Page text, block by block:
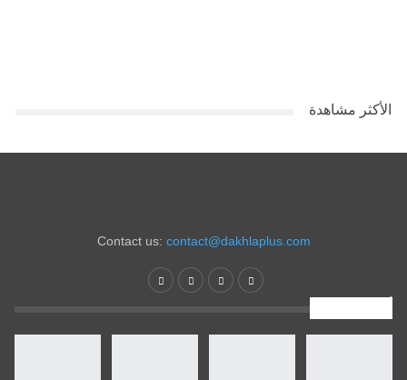
الأكثر مشاهدة
Contact us:contact@dakhlaplus.com